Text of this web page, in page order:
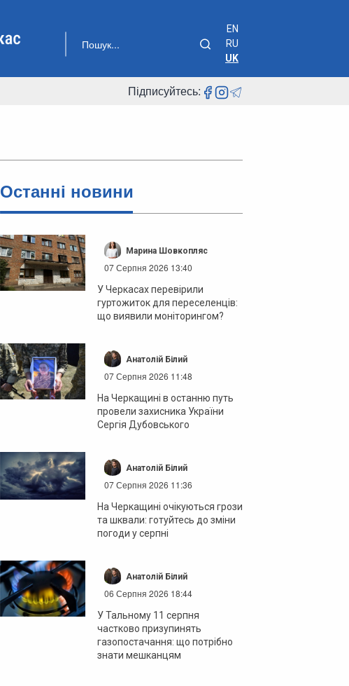
EN
RU
UK
Підписуйтесь:
Останні новини
Марина Шовкопляс
07 Серпня 2026 13:40
У Черкасах перевірили
гуртожиток для переселенців:
що виявили моніторингом?
Анатолій Білий
07 Серпня 2026 11:48
На Черкащині в останню путь
провели захисника України
Сергія Дубовського
Анатолій Білий
07 Серпня 2026 11:36
На Черкащині очікуються грози
та шквали: готуйтесь до зміни
погоди у серпні
Анатолій Білий
06 Серпня 2026 18:44
У Тальному 11 серпня
частково призупинять
газопостачання: що потрібно
знати мешканцям